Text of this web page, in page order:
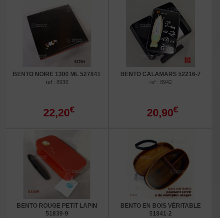
BENTO NOIRE 1300 ML 527841
ref : 8936
22,20€
BENTO CALAMARS 52216-7
ref : 8942
20,90€
BENTO ROUGE PETIT LAPIN
51839-9
BENTO EN BOIS VÉRITABLE
51841-2